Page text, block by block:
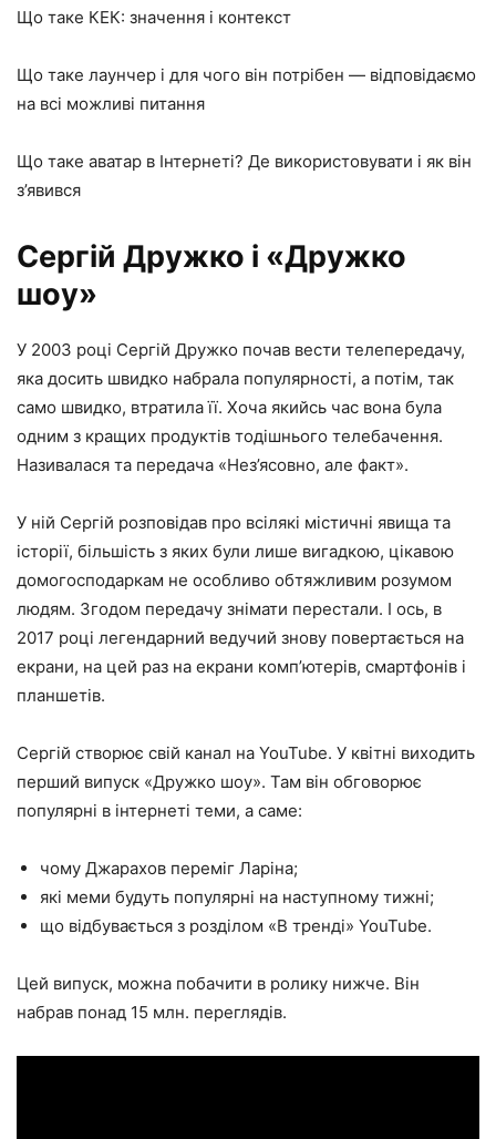
Що таке КЕК: значення і контекст
Що таке лаунчер і для чого він потрібен — відповідаємо
на всі можливі питання
Що таке аватар в Інтернеті? Де використовувати і як він
з’явився
Сергій Дружко і «Дружко
шоу»
У 2003 році Сергій Дружко почав вести телепередачу,
яка досить швидко набрала популярності, а потім, так
само швидко, втратила її. Хоча якийсь час вона була
одним з кращих продуктів тодішнього телебачення.
Називалася та передача «Нез’ясовно, але факт».
У ній Сергій розповідав про всілякі містичні явища та
історії, більшість з яких були лише вигадкою, цікавою
домогосподаркам не особливо обтяжливим розумом
людям. Згодом передачу знімати перестали. І ось, в
2017 році легендарний ведучий знову повертається на
екрани, на цей раз на екрани комп’ютерів, смартфонів і
планшетів.
Сергій створює свій канал на YouTube. У квітні виходить
перший випуск «Дружко шоу». Там він обговорює
популярні в інтернеті теми, а саме:
чому Джарахов переміг Ларіна;
які меми будуть популярні на наступному тижні;
що відбувається з розділом «В тренді» YouTube.
Цей випуск, можна побачити в ролику нижче. Він
набрав понад 15 млн. переглядів.